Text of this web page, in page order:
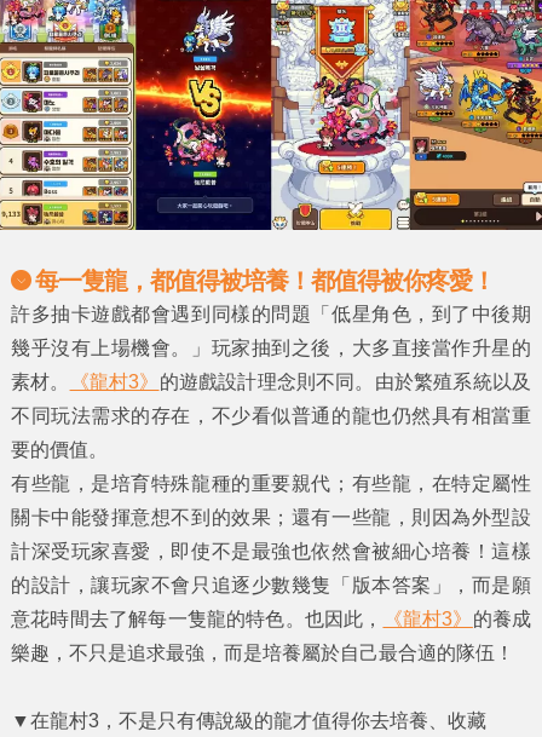
每一隻龍，都值得被培養！都值得被你疼愛！
許多抽卡遊戲都會遇到同樣的問題「低星角色，到了中後期
幾乎沒有上場機會。」玩家抽到之後，大多直接當作升星的
素材。
《龍村3》 的遊戲設計理念則不同。由於繁殖系統以及
不同玩法需求的存在，不少看似普通的龍也仍然具有相當重
要的價值。
有些龍，是培育特殊龍種的重要親代；有些龍，在特定屬性
關卡中能發揮意想不到的效果；還有一些龍，則因為外型設
計深受玩家喜愛，即使不是最強也依然會被細心培養！這樣
的設計，讓玩家不會只追逐少數幾隻「版本答案」，而是願
意花時間去了解每一隻龍的特色。也因此，
《龍村3》 的養成
樂趣，不只是追求最強，而是培養屬於自己最合適的隊伍！
▼在龍村3，不是只有傳說級的龍才值得你去培養、收藏